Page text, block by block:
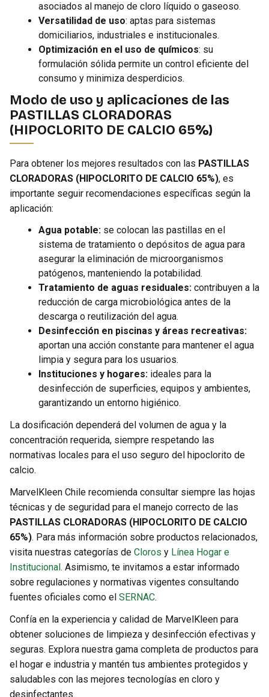
asociados al manejo de cloro líquido o gaseoso.
Versatilidad de uso: aptas para sistemas
domiciliarios, industriales e institucionales.
Optimización en el uso de químicos: su
formulación sólida permite un control eficiente del
consumo y minimiza desperdicios.
Modo de uso y aplicaciones de las
PASTILLAS CLORADORAS
(HIPOCLORITO DE CALCIO 65%)
Para obtener los mejores resultados con las PASTILLAS
CLORADORAS (HIPOCLORITO DE CALCIO 65%), es
importante seguir recomendaciones específicas según la
aplicación:
Agua potable: se colocan las pastillas en el
sistema de tratamiento o depósitos de agua para
asegurar la eliminación de microorganismos
patógenos, manteniendo la potabilidad.
Tratamiento de aguas residuales: contribuyen a la
reducción de carga microbiológica antes de la
descarga o reutilización del agua.
Desinfección en piscinas y áreas recreativas:
aportan una acción constante para mantener el agua
limpia y segura para los usuarios.
Instituciones y hogares: ideales para la
desinfección de superficies, equipos y ambientes,
garantizando un entorno higiénico.
La dosificación dependerá del volumen de agua y la
concentración requerida, siempre respetando las
normativas locales para el uso seguro del hipoclorito de
calcio.
MarvelKleen Chile recomienda consultar siempre las hojas
técnicas y de seguridad para el manejo correcto de las
PASTILLAS CLORADORAS (HIPOCLORITO DE CALCIO
65%). Para más información sobre productos relacionados,
visita nuestras categorías de Cloros y Línea Hogar e
Institucional. Asimismo, te invitamos a estar informado
sobre regulaciones y normativas vigentes consultando
fuentes oficiales como el SERNAC.
Confía en la experiencia y calidad de MarvelKleen para
obtener soluciones de limpieza y desinfección efectivas y
seguras. Explora nuestra gama completa de productos para
el hogar e industria y mantén tus ambientes protegidos y
saludables con las mejores tecnologías en cloro y
desinfectantes.